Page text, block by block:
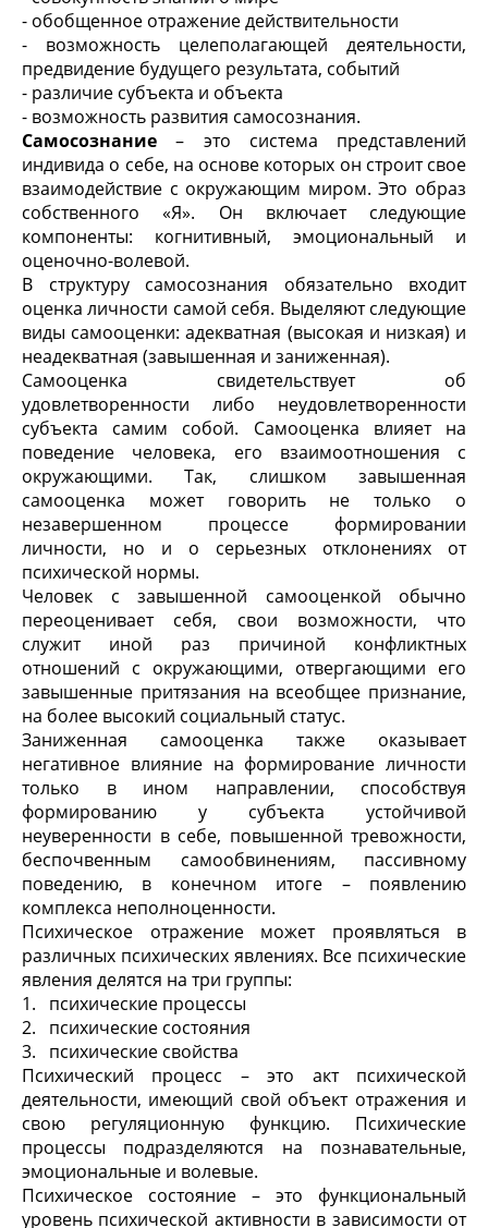
- обобщенное отражение действительности
- возможность целеполагающей деятельности,
предвидение будущего результата, событий
- различие субъекта и объекта
- возможность развития самосознания.
Самосознание – это система представлений
индивида о себе, на основе которых он строит свое
взаимодействие с окружающим миром. Это образ
собственного «Я». Он включает следующие
компоненты: когнитивный, эмоциональный и
оценочно-волевой.
В структуру самосознания обязательно входит
оценка личности самой себя. Выделяют следующие
виды самооценки: адекватная (высокая и низкая) и
неадекватная (завышенная и заниженная).
Самооценка свидетельствует об
удовлетворенности либо неудовлетворенности
субъекта самим собой. Самооценка влияет на
поведение человека, его взаимоотношения с
окружающими. Так, слишком завышенная
самооценка может говорить не только о
незавершенном процессе формировании
личности, но и о серьезных отклонениях от
психической нормы.
Человек с завышенной самооценкой обычно
переоценивает себя, свои возможности, что
служит иной раз причиной конфликтных
отношений с окружающими, отвергающими его
завышенные притязания на всеобщее признание,
на более высокий социальный статус.
Заниженная самооценка также оказывает
негативное влияние на формирование личности
только в ином направлении, способствуя
формированию у субъекта устойчивой
неуверенности в себе, повышенной тревожности,
беспочвенным самообвинениям, пассивному
поведению, в конечном итоге – появлению
комплекса неполноценности.
Психическое отражение может проявляться в
различных психических явлениях. Все психические
явления делятся на три группы:
1. психические процессы
2. психические состояния
3. психические свойства
Психический процесс – это акт психической
деятельности, имеющий свой объект отражения и
свою регуляционную функцию. Психические
процессы подразделяются на познавательные,
эмоциональные и волевые.
Психическое состояние – это функциональный
уровень психической активности в зависимости от